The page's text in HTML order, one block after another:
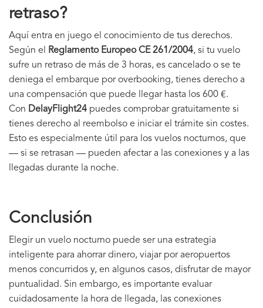
retraso?
Aquí entra en juego el conocimiento de tus derechos.
Según el
Reglamento Europeo CE 261/2004, si tu vuelo
sufre un retraso de más de 3 horas, es cancelado o se te
deniega el embarque por overbooking, tienes derecho a
una compensación que puede llegar hasta los 600 €.
Con DelayFlight24 puedes comprobar gratuitamente si
tienes derecho al reembolso e iniciar el trámite sin costes.
Esto es especialmente útil para los vuelos nocturnos, que
— si se retrasan — pueden afectar a las conexiones y a las
llegadas durante la noche.
Conclusión
Elegir un vuelo nocturno puede ser una estrategia
inteligente para ahorrar dinero, viajar por aeropuertos
menos concurridos y, en algunos casos, disfrutar de mayor
puntualidad. Sin embargo, es importante evaluar
cuidadosamente la hora de llegada, las conexiones